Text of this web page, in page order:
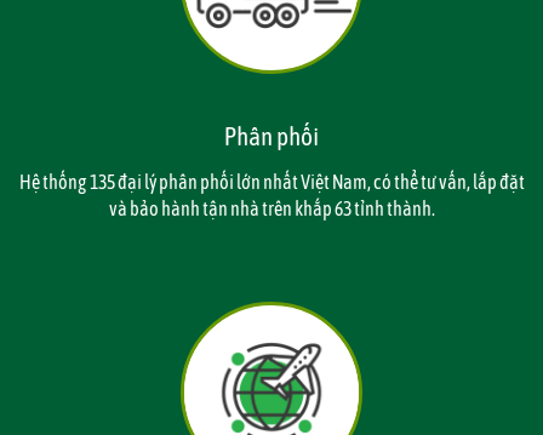
Phân phối
Hệ thống 135 đại lý phân phối lớn nhất Việt Nam, có thể tư vấn, lắp đặt
và bảo hành tận nhà trên khắp 63 tỉnh thành.